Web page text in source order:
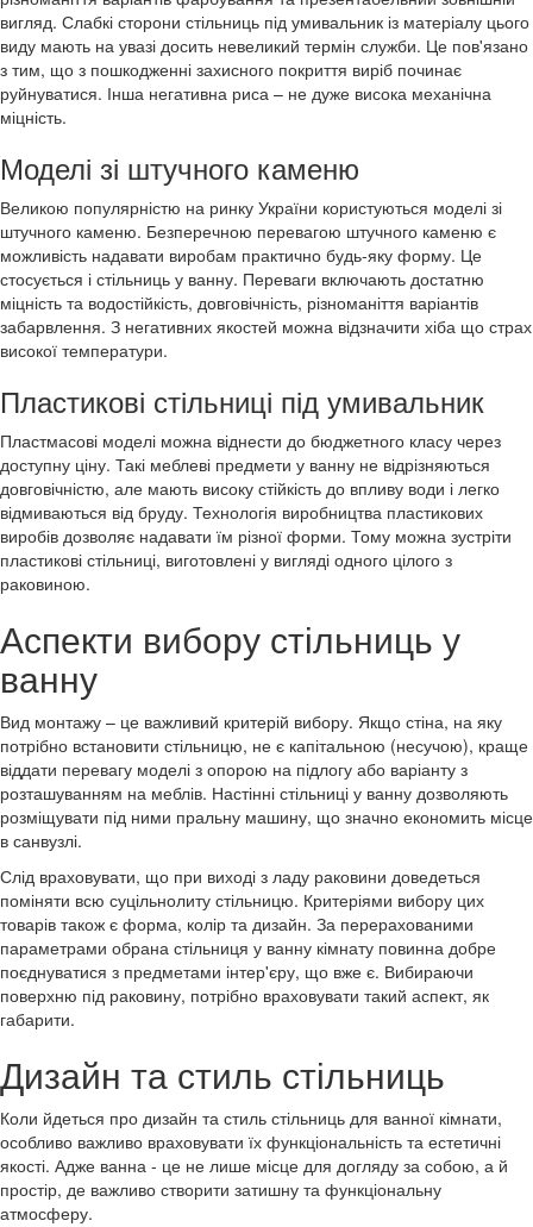
вигляд. Слабкі сторони стільниць під умивальник із матеріалу цього
виду мають на увазі досить невеликий термін служби. Це пов'язано
з тим, що з пошкодженні захисного покриття виріб починає
руйнуватися. Інша негативна риса – не дуже висока механічна
міцність.
Моделі зі штучного каменю
Великою популярністю на ринку України користуються моделі зі
штучного каменю. Безперечною перевагою штучного каменю є
можливість надавати виробам практично будь-яку форму. Це
стосується і стільниць у ванну. Переваги включають достатню
міцність та водостійкість, довговічність, різноманіття варіантів
забарвлення. З негативних якостей можна відзначити хіба що страх
високої температури.
Пластикові стільниці під умивальник
Пластмасові моделі можна віднести до бюджетного класу через
доступну ціну. Такі меблеві предмети у ванну не відрізняються
довговічністю, але мають високу стійкість до впливу води і легко
відмиваються від бруду. Технологія виробництва пластикових
виробів дозволяє надавати їм різної форми. Тому можна зустріти
пластикові стільниці, виготовлені у вигляді одного цілого з
раковиною.
Аспекти вибору стільниць у
ванну
Вид монтажу – це важливий критерій вибору. Якщо стіна, на яку
потрібно встановити стільницю, не є капітальною (несучою), краще
віддати перевагу моделі з опорою на підлогу або варіанту з
розташуванням на меблів. Настінні стільниці у ванну дозволяють
розміщувати під ними пральну машину, що значно економить місце
в санвузлі.
Слід враховувати, що при виході з ладу раковини доведеться
поміняти всю суцільнолиту стільницю. Критеріями вибору цих
товарів також є форма, колір та дизайн. За перерахованими
параметрами обрана стільниця у ванну кімнату повинна добре
поєднуватися з предметами інтер'єру, що вже є. Вибираючи
поверхню під раковину, потрібно враховувати такий аспект, як
габарити.
Дизайн та стиль стільниць
Коли йдеться про дизайн та стиль стільниць для ванної кімнати,
особливо важливо враховувати їх функціональність та естетичні
якості. Адже ванна - це не лише місце для догляду за собою, а й
простір, де важливо створити затишну та функціональну
атмосферу.